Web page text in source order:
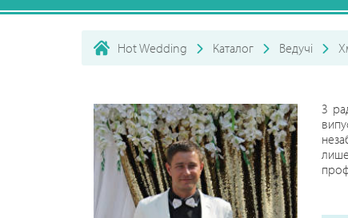
Hot Wedding Каталог Ведучі
З